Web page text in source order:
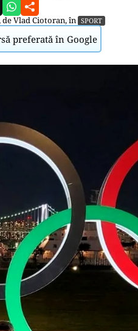
deVlad Ciotoran, în SPORT
preferată în Google